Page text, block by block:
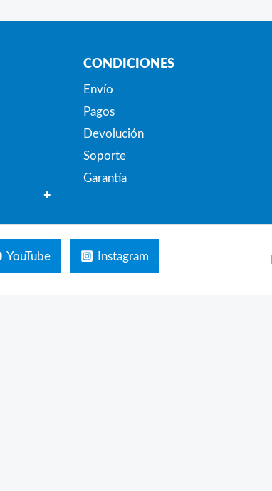
+
CONDICIONES
Envío
Pagos
Devolución
Soporte
Garantía
YouTube Instagram